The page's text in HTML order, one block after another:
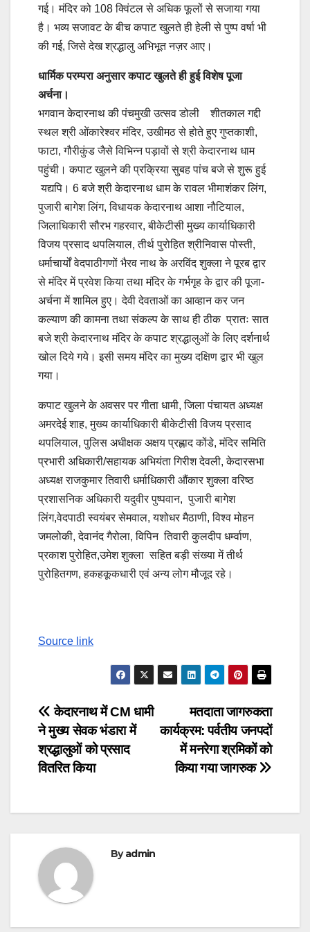
गई। मंदिर को 108 क्विंटल से अधिक फूलों से सजाया गया
है। भव्य सजावट के बीच कपाट खुलते ही हेली से पुष्प वर्षा भी
की गई, जिसे देख श्रद्धालु अभिभूत नज़र आए।
धार्मिक परम्परा अनुसार कपाट खुलते ही हुई विशेष पूजा
अर्चना।
भगवान केदारनाथ की पंचमुखी उत्सव डोली शीतकाल गद्दी
स्थल श्री ओंकारेश्वर मंदिर, उखीमठ से होते हुए गुप्तकाशी,
फाटा, गौरीकुंड जैसे विभिन्न पड़ावों से श्री केदारनाथ धाम
पहुंची। कपाट खुलने की प्रक्रिया सुबह पांच बजे से शुरू हुई
यद्यपि। 6 बजे श्री केदारनाथ धाम के रावल भीमाशंकर लिंग,
पुजारी बागेश लिंग, विधायक केदारनाथ आशा नौटियाल,
जिलाधिकारी सौरभ गहरवार, बीकेटीसी मुख्य कार्याधिकारी
विजय प्रसाद थपलियाल, तीर्थ पुरोहित श्रीनिवास पोस्ती,
धर्माचार्यों वेदपाठीगणों भैरव नाथ के अरविंद शुक्ला ने पूरब द्वार
से मंदिर में प्रवेश किया तथा मंदिर के गर्भगृह के द्वार की पूजा-
अर्चना में शामिल हुए। देवी देवताओं का आव्हान कर जन
कल्याण की कामना तथा संकल्प के साथ ही ठीक प्रातः सात
बजे श्री केदारनाथ मंदिर के कपाट श्रद्धालुओं के लिए दर्शनार्थ
खोल दिये गये। इसी समय मंदिर का मुख्य दक्षिण द्वार भी खुल
गया।
कपाट खुलने के अवसर पर गीता धामी, जिला पंचायत अध्यक्ष
अमरदेई शाह, मुख्य कार्याधिकारी बीकेटीसी विजय प्रसाद
थपलियाल, पुलिस अधीक्षक अक्षय प्रह्लाद कोंडे, मंदिर समिति
प्रभारी अधिकारी/सहायक अभियंता गिरीश देवली, केदारसभा
अध्यक्ष राजकुमार तिवारी धर्माधिकारी औंकार शुक्ला वरिष्ठ
प्रशासनिक अधिकारी यदुवीर पुष्पवान, पुजारी बागेश
लिंग,वेदपाठी स्वयंबर सेमवाल, यशोधर मैठाणी, विश्व मोहन
जमलोकी, देवानंद गैरोला, विपिन तिवारी कुलदीप धर्म्वाण,
प्रकाश पुरोहित,उमेश शुक्ला सहित बड़ी संख्या में तीर्थ
पुरोहितगण, हकहकूकधारी एवं अन्य लोग मौजूद रहे।
Source link
Post
navigation
मतदाता जागरुकता
कार्यक्रम: पर्वतीय जनपदों
में मनरेगा श्रमिकों को
किया गया जागरुक
केदारनाथ में CM धामी
ने मुख्य सेवक भंडारा में
श्रद्धालुओं को प्रसाद
वितरित किया
Byadmin